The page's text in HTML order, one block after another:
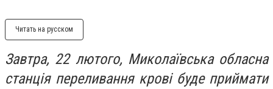
Читать на русском
Завтра, 22 лютого, Миколаївська обласна
станція переливання крові буде приймати